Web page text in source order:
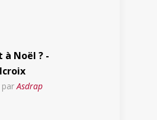
Noël ? -
par Asdrap